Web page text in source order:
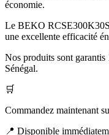
économie.
Le BEKO
une excellente efficacité
Nos produits sont
Sénégal.
🛒
Commandez maintenant
📍 Disponible